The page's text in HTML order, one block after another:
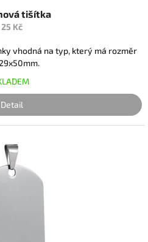
tišítka
25 Kč
vhodná na typ, který má rozměr
Detail